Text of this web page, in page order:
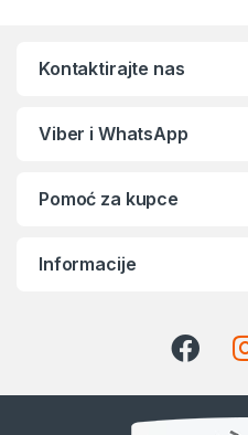
Kontaktirajte nas
Viber i WhatsApp
Pomoć za kupce
Informacije